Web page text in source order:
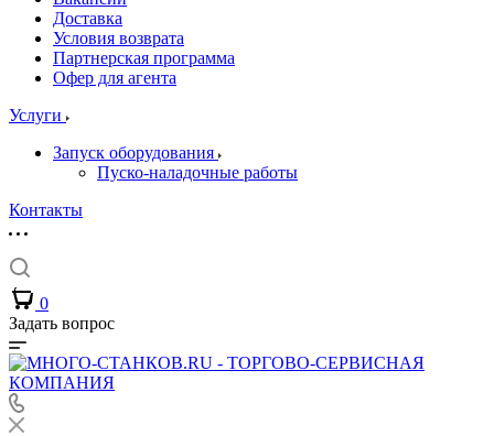
Доставка
Условия возврата
Партнерская программа
Офер для агента
Услуги
Запуск оборудования
Пуско-наладочные работы
Контакты
0
Задать вопрос